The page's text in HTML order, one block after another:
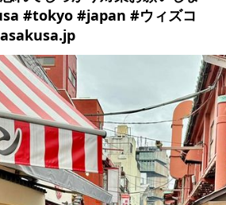
#tokyo #japan #ウィズコ